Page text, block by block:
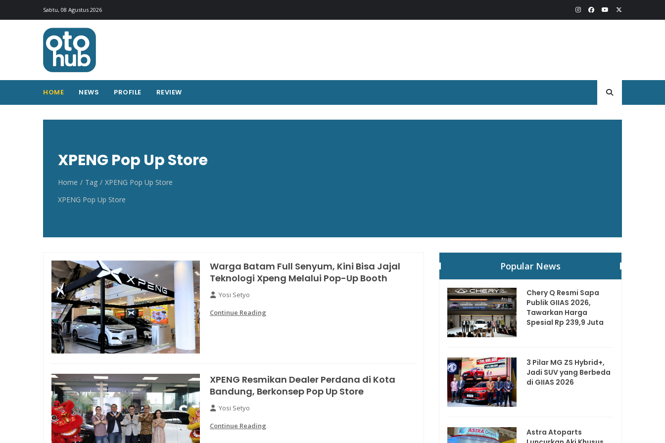
Sabtu, 08 Agustus 2026
HOME NEWS PROFILE REVIEW
Otohub.co
Portal berita otomotif Indonesia terkini
XPENG Pop Up Store
Home Tag
XPENG Pop Up Store
XPENG Pop Up Store
Warga Batam Full Senyum, Kini Bisa Jajal
Teknologi Xpeng Melalui Pop-Up Booth
Yosi Setyo
Continue Reading
XPENG Resmikan Dealer Perdana di Kota
Bandung, Berkonsep Pop Up Store
Yosi Setyo
Continue Reading
Popular News
Chery Q Resmi Sapa
Publik GIIAS 2026,
Tawarkan Harga
Spesial Rp 239,9 Juta
3 Pilar MG ZS Hybrid+,
Jadi SUV yang Berbeda
di GIIAS 2026
Astra Atoparts